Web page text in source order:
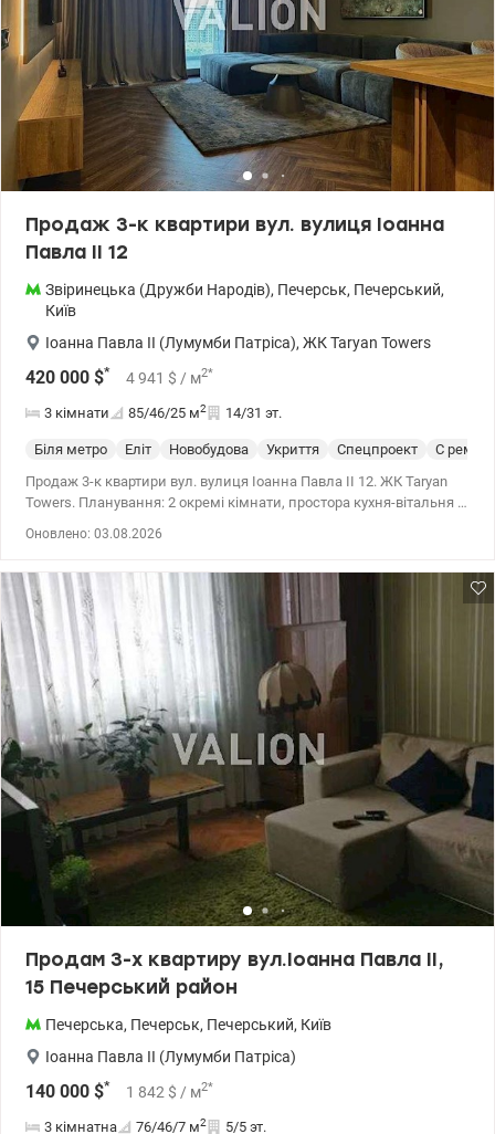
метро (10-15хв). знаходяться станцї метро «Дружби народів» і
«Палац Україна». Ціна 165000у.о. тел. 050-146-45-76 Інна,
valion.ua/1079504
Продаж 3-к квартири вул. вулиця Іоанна
Павла II 12
Звіринецька (Дружби Народів), Печерськ, Печерський,
Київ
Іоанна Павла II (Лумумби Патріса), ЖК Taryan Towers
420 000 $* 4 941 $ / м2*
3 кімнати 85/46/25 м2 14/31 эт.
Біля метро Еліт Новобудова Укриття Спецпроект
С
Продаж 3-к квартири вул. вулиця Іоанна Павла II 12. ЖК Taryan
Towers. Планування: 2 окремі кімнати, простора кухня-вітальня з
200 10 80 valion.ua/1139360
Оновлено: 03.08.2026
Продам 3-х квартиру вул.Іоанна Павла II,
15 Печерський район
Печерська, Печерськ, Печерський, Київ
Іоанна Павла II (Лумумби Патріса)
140 000 $* 1 842 $ / м2*
3 кімнатна 76/46/7 м2 5/5 эт.